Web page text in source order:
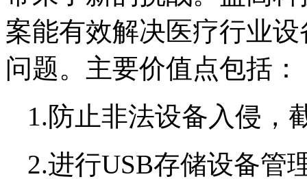
案能有效解决医疗行业
问题。主要价值点包括：
1.防止非法设备入侵，
2.进行USB存储设备管